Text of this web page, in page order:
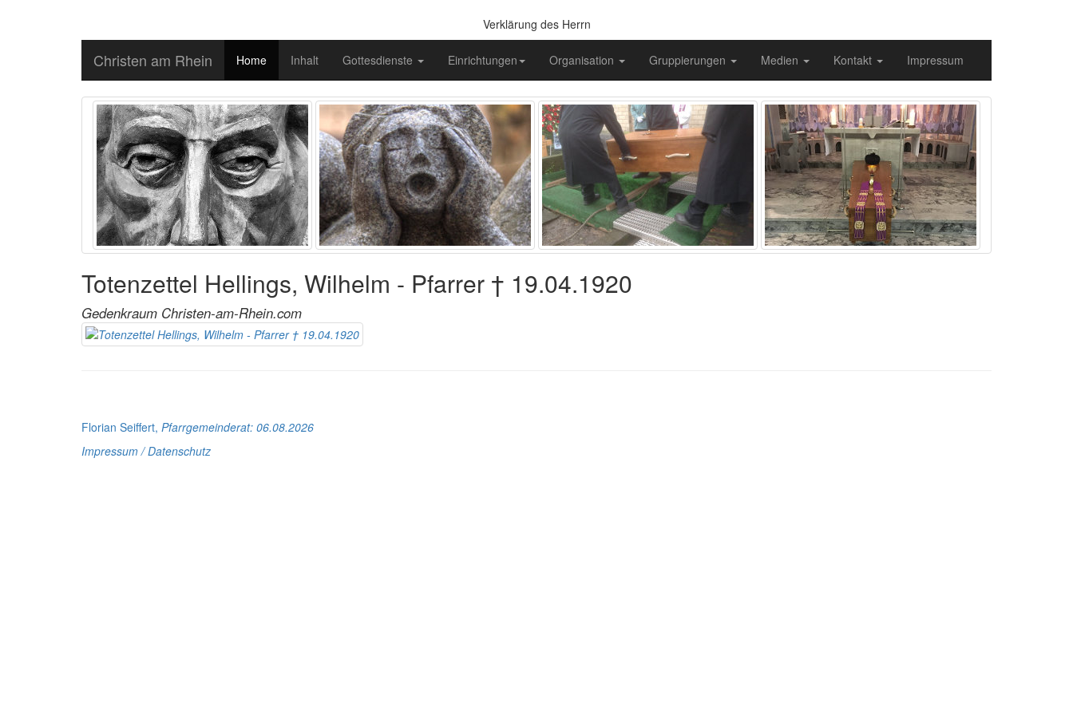
Verklärung des Herrn
Christen am Rhein Home Inhalt Gottesdienste Einrichtungen Organisation Gruppierungen Medien Kontakt Impressum
Totenzettel Hellings, Wilhelm - Pfarrer † 19.04.1920
Gedenkraum Christen-am-Rhein.com
Florian Seiffert, Pfarrgemeinderat: 06.08.2026
Impressum / Datenschutz